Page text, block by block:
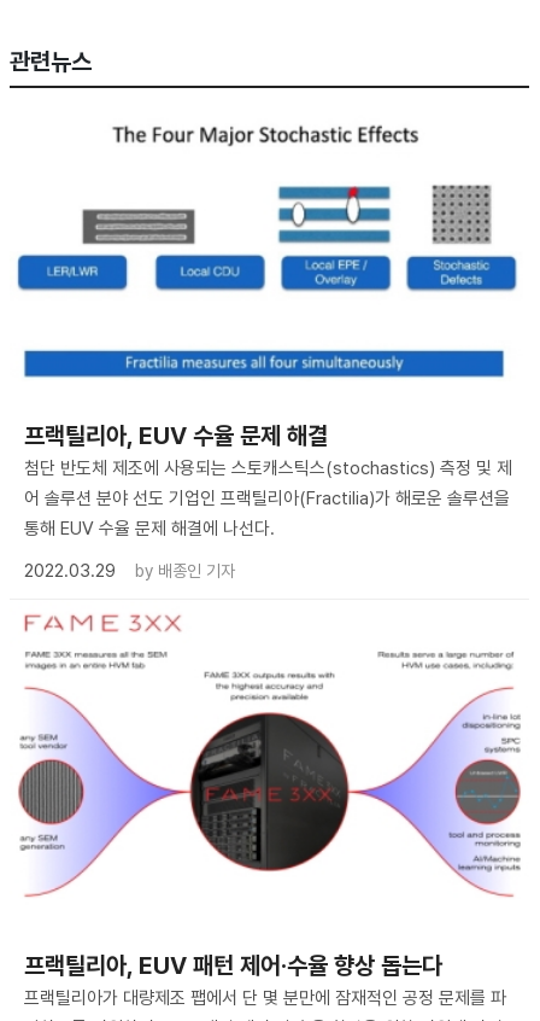
관련뉴스
프랙틸리아, EUV 수율 문제 해결
첨단 반도체 제조에 사용되는 스토캐스틱스(stochastics) 측정 및 제
어 솔루션 분야 선도 기업인 프랙틸리아(Fractilia)가 해로운 솔루션을
통해 EUV 수율 문제 해결에 나선다.
2022.03.29
by 배종인 기자
프랙틸리아, EUV 패턴 제어·수율 향상 돕는다
프랙틸리아가 대량제조 팹에서 단 몇 분만에 잠재적인 공정 문제를 파